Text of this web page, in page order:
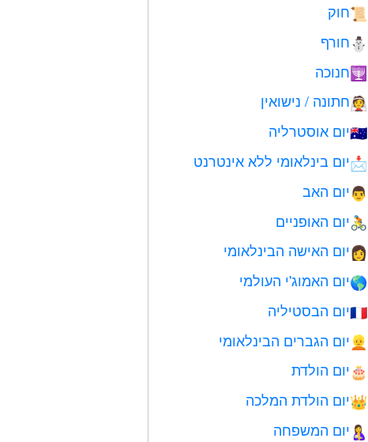
📜חוק
⛄חורף
🕎חנוכה
👰חתונה / נישואין
🇦🇺יום אוסטרליה
📩יום בינלאומי ללא אינטרנט
👨יום האב
🚴יום האופניים
👩יום האישה הבינלאומי
🌎יום האמוג'י העולמי
🇫🇷יום הבסטיליה
👱 יום הגברים הבינלאומי
🎂יום הולדת
👑יום הולדת המלכה
🤱 יום המשפחה